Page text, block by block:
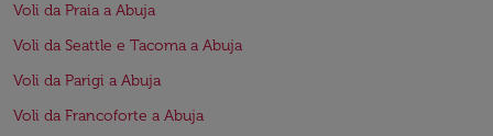
Voli da Praia a Abuja
Voli da Seattle e Tacoma a Abuja
Voli da Parigi a Abuja
Voli da Francoforte a Abuja